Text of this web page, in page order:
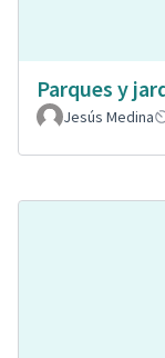
Parques y
Jesús Medina